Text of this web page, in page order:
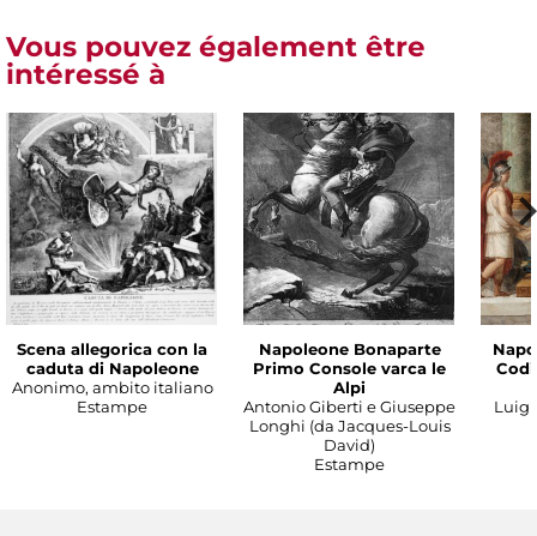
Vous pouvez également être
intéressé à
Scena allegorica con la
caduta di Napoleone
Anonimo, ambito italiano
Estampe
Napoleone Bonaparte
Primo Console varca le
Alpi
Antonio Giberti e Giuseppe
Longhi (da Jacques-Louis
David)
Estampe
Luigi